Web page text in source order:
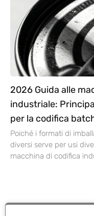
2026 Guida alle
industriale:
per la codifica
Poiché i formati di
diversi serve per usi
macchina di codifica